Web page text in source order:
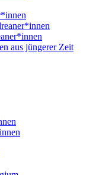
aus jüngerer Zeit